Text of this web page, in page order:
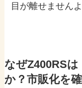
目が離せませんよ
なぜZ400RS
か？市販化を